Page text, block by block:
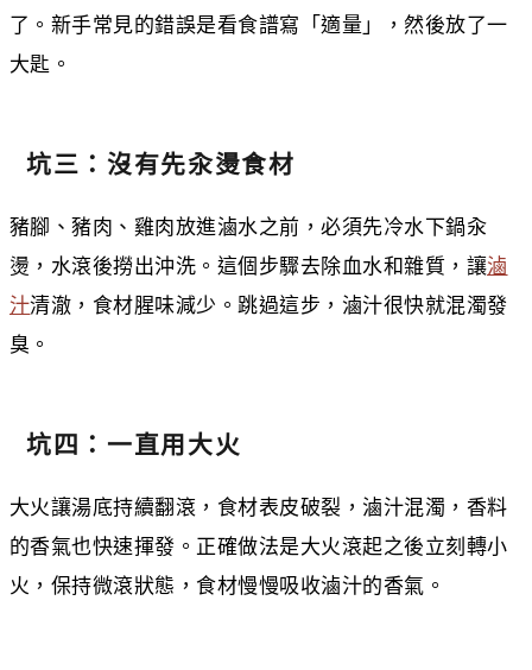
了。新手常見的錯誤是看食譜寫「適量」，然後放了一
大匙。
坑三：沒有先汆燙食材
豬腳、豬肉、雞肉放進滷水之前，必須先冷水下鍋汆
燙，水滾後撈出沖洗。這個步驟去除血水和雜質，讓滷
汁清澈，食材腥味減少。跳過這步，滷汁很快就混濁發
臭。
坑四：一直用大火
大火讓湯底持續翻滾，食材表皮破裂，滷汁混濁，香料
的香氣也快速揮發。正確做法是大火滾起之後立刻轉小
火，保持微滾狀態，食材慢慢吸收滷汁的香氣。